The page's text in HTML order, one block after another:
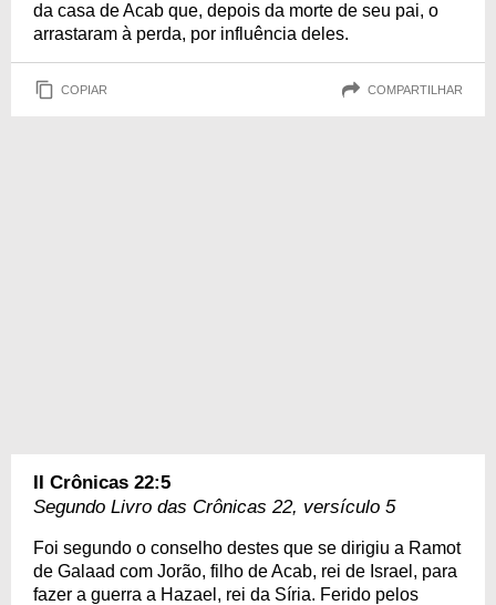
da casa de Acab que, depois da morte de seu pai, o
arrastaram à perda, por influência deles.
COPIAR COMPARTILHAR
II Crônicas 22:5
Segundo Livro das Crônicas 22, versículo 5
Foi segundo o conselho destes que se dirigiu a Ramot
de Galaad com Jorão, filho de Acab, rei de Israel, para
fazer a guerra a Hazael, rei da Síria. Ferido pelos